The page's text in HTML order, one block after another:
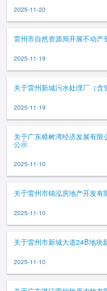
2025-11-20
雷州市自然资源局开展不动产
2025-11-19
关于雷州新城污水处理厂（
2025-11-19
关于广东樟树湾经济发展有
公示
2025-11-10
关于雷州市锦泓房地产开发
2025-11-10
关于雷州市新城大道24B地块
2025-11-10